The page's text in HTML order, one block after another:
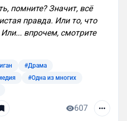
помните? Значит, всё
правда. Или то, что
впрочем, смотрите
#Драма
#Одна из многих
607